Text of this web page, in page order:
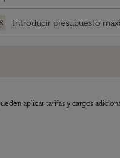
aplicar tarifas y cargos